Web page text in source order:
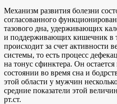
Механизм развития болезни
согласованного
тазового дна, удерживающих
и поддерживающих кишечник в
происходит за счет активности
системы, то есть процесс
на тонус сфинктера. Он
состоянии во время сна и
этой области у мужчин
средние показатели этой
рт.ст.